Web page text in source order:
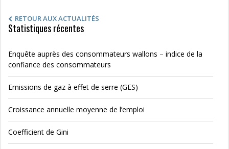
RETOUR AUX ACTUALITÉS
Statistiques récentes
Enquête auprès des consommateurs wallons – indice de la
confiance des consommateurs
Emissions de gaz à effet de serre (GES)
Croissance annuelle moyenne de l’emploi
Coefficient de Gini